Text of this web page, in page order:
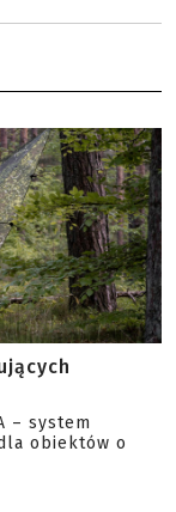
– system
obiektów o